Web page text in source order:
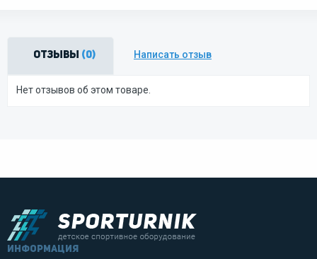
Отзывы (0) Написать отзыв
Нет отзывов об этом товаре.
информация